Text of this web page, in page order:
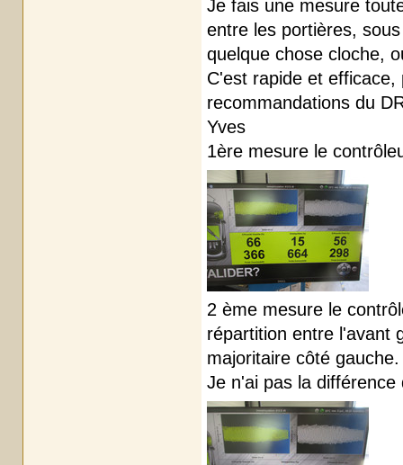
Je fais une mesure
entre les portières,
quelque chose cloche,
C'est rapide et
recommandations du
Yves
1ère mesure le
2 ème mesure le
répartition entre l'avant
majoritaire côté gauche.
Je n'ai pas la